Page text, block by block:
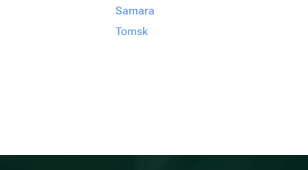
Samara
Tomsk